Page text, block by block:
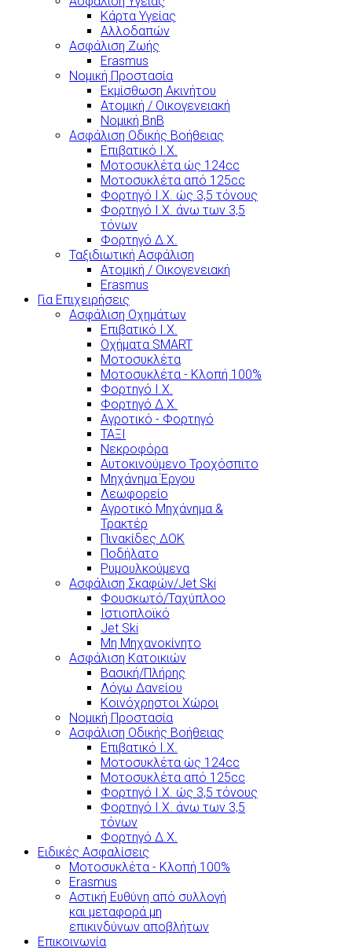
Κάρτα Υγείας
Αλλοδαπών
Ασφάλιση Ζωής
Erasmus
Νομική Προστασία
Εκμίσθωση Ακινήτου
Ατομική / Οικογενειακή
Νομική BnB
Ασφάλιση Οδικής Βοήθειας
Επιβατικό Ι.Χ.
Μοτοσυκλέτα ώς 124cc
Μοτοσυκλέτα από 125cc
Φορτηγό Ι.Χ. ώς 3,5 τόνους
Φορτηγό Ι.Χ. άνω των 3,5
τόνων
Φορτηγό Δ.Χ.
Ταξιδιωτική Ασφάλιση
Ατομική / Οικογενειακή
Erasmus
Για Επιχειρήσεις
Ασφάλιση Οχημάτων
Επιβατικό Ι.Χ.
Οχήματα SMART
Μοτοσυκλέτα
Μοτοσυκλέτα - Κλοπή 100%
Φορτηγό Ι.Χ.
Φορτηγό Δ.Χ.
Αγροτικό - Φορτηγό
ΤΑΞΙ
Νεκροφόρα
Αυτοκινούμενο Τροχόσπιτο
Μηχάνημα Έργου
Λεωφορείο
Αγροτικό Μηχάνημα &
Τρακτέρ
Πινακίδες ΔΟΚ
Ποδήλατο
Ρυμουλκούμενα
Ασφάλιση Σκαφών/Jet Ski
Φουσκωτό/Ταχύπλοο
Ιστιοπλοϊκό
Jet Ski
Μη Μηχανοκίνητο
Ασφάλιση Κατοικιών
Βασική/Πλήρης
Λόγω Δανείου
Κοινόχρηστοι Χώροι
Νομική Προστασία
Ασφάλιση Οδικής Βοήθειας
Επιβατικό Ι.Χ.
Μοτοσυκλέτα ώς 124cc
Μοτοσυκλέτα από 125cc
Φορτηγό Ι.Χ. ώς 3,5 τόνους
Φορτηγό Ι.Χ. άνω των 3,5
τόνων
Φορτηγό Δ.Χ.
Ειδικές Ασφαλίσεις
Μοτοσυκλέτα - Κλοπή 100%
Erasmus
Αστική Ευθύνη από συλλογή
και μεταφορά μη
επικινδύνων αποβλήτων
Επικοινωνία